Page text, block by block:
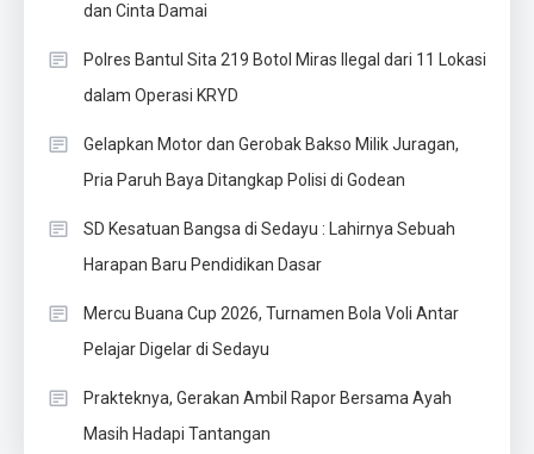
dan Cinta Damai
Polres Bantul Sita 219 Botol Miras Ilegal dari 11 Lokasi
dalam Operasi KRYD
Gelapkan Motor dan Gerobak Bakso Milik Juragan,
Pria Paruh Baya Ditangkap Polisi di Godean
SD Kesatuan Bangsa di Sedayu : Lahirnya Sebuah
Harapan Baru Pendidikan Dasar
Mercu Buana Cup 2026, Turnamen Bola Voli Antar
Pelajar Digelar di Sedayu
Prakteknya, Gerakan Ambil Rapor Bersama Ayah
Masih Hadapi Tantangan